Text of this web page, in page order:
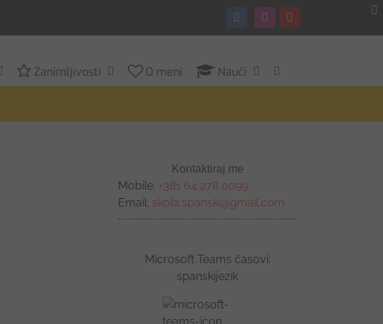
FacebookInstagramYouTube
Zanimljivosti O meni Nauči
Kontaktiraj me
Mobile: +381 64 278 0099
Email: skola.spanski@gmail.com
Microsoft Teams časovi:
spanskijezik